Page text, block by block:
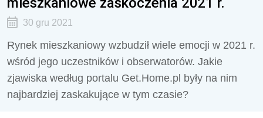
30 gru 2021
Rynek mieszkaniowy wzbudził wiele emocji w 2021 r.
wśród jego uczestników i obserwatorów. Jakie
zjawiska według portalu Get.Home.pl były na nim
najbardziej zaskakujące w tym czasie?